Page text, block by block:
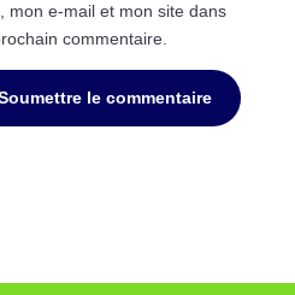
mon e-mail et mon site dans
commentaire.
le commentaire